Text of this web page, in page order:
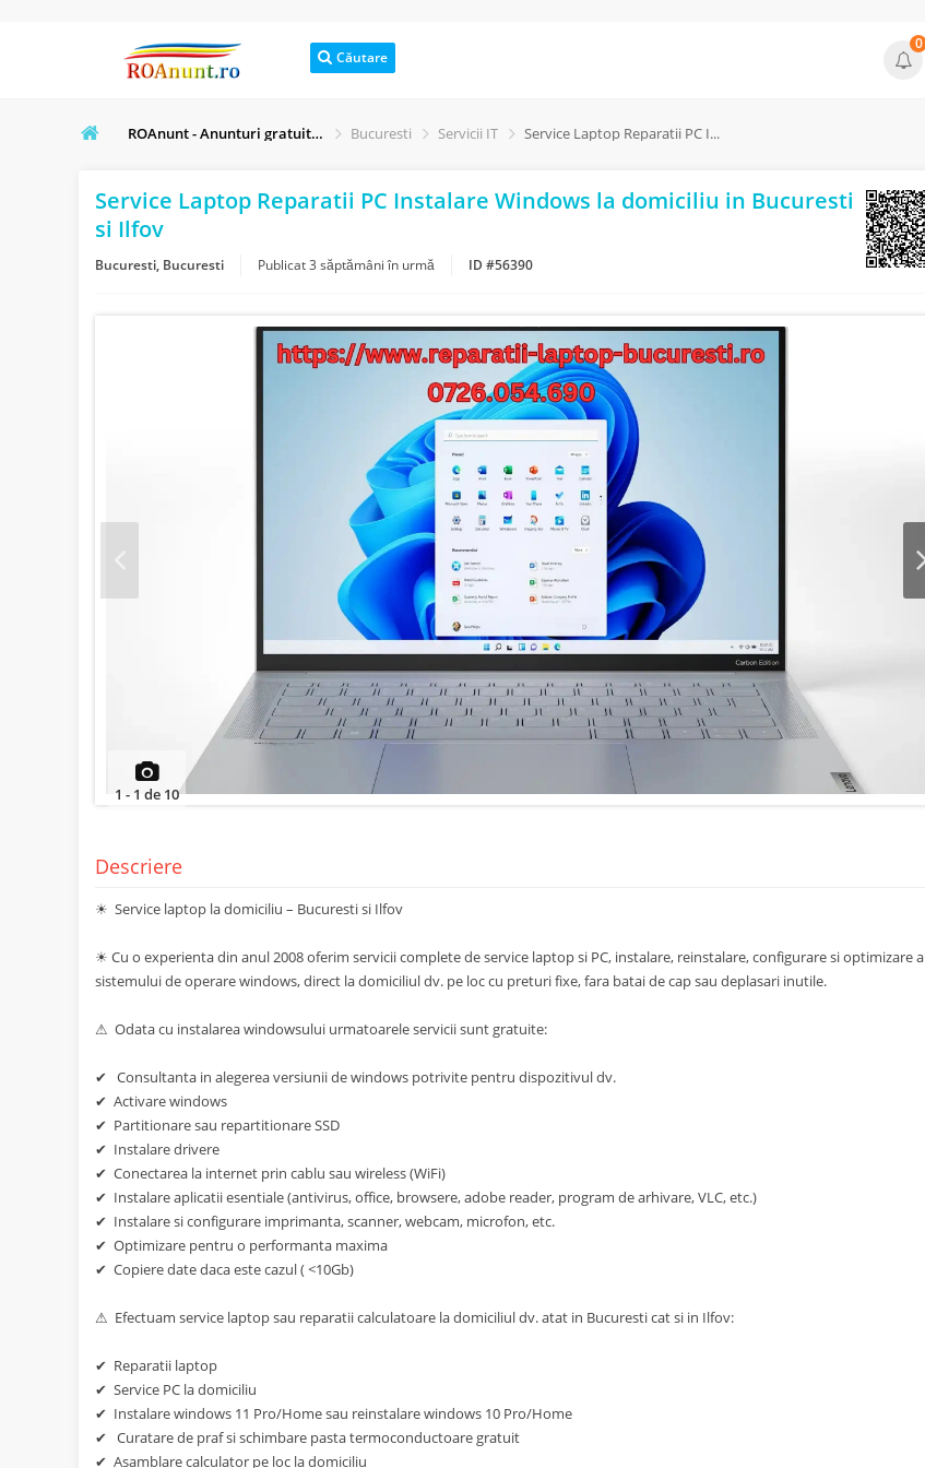
Căutare
0
ROAnunt - Anunturi gratuite online Bucuresti Servicii IT Service Laptop Reparatii PC Instalare Windows la domiciliu in Bucuresti si Ilfov
Service Laptop Reparatii PC Instalare Windows la domiciliu in Bucuresti
si Ilfov
Bucuresti, Bucuresti Publicat3 săptămâni în urmă ID #56390
1 - 1 de 10
Descriere
☀ Service laptop la domiciliu – Bucuresti si Ilfov
☀ Cu o experienta din anul 2008 oferim servicii complete de service laptop si PC, instalare, reinstalare, configurare si optimizare a
sistemului de operare windows, direct la domiciliul dv. pe loc cu preturi fixe, fara batai de cap sau deplasari inutile.
⚠ Odata cu instalarea windowsului urmatoarele servicii sunt gratuite:
✔ Consultanta in alegerea versiunii de windows potrivite pentru dispozitivul dv.
✔ Activare windows
✔ Partitionare sau repartitionare SSD
✔ Instalare drivere
✔ Conectarea la internet prin cablu sau wireless (WiFi)
✔ Instalare aplicatii esentiale (antivirus, office, browsere, adobe reader, program de arhivare, VLC, etc.)
✔ Instalare si configurare imprimanta, scanner, webcam, microfon, etc.
✔ Optimizare pentru o performanta maxima
✔ Copiere date daca este cazul ( <10Gb)
⚠ Efectuam service laptop sau reparatii calculatoare la domiciliul dv. atat in Bucuresti cat si in Ilfov:
✔ Reparatii laptop
✔ Service PC la domiciliu
✔ Instalare windows 11 Pro/Home sau reinstalare windows 10 Pro/Home
✔ Curatare de praf si schimbare pasta termoconductoare gratuit
✔ Asamblare calculator pe loc la domiciliu